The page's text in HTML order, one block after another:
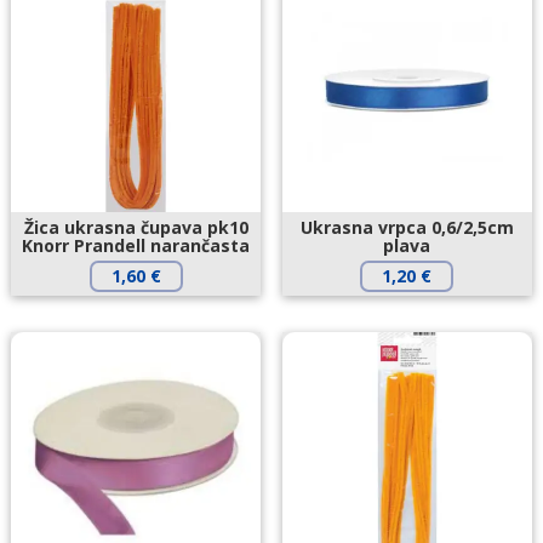
Žica ukrasna čupava pk10
Knorr Prandell narančasta
1,60 €
Ukrasna vrpca 0,6/2,5cm
plava
1,20 €